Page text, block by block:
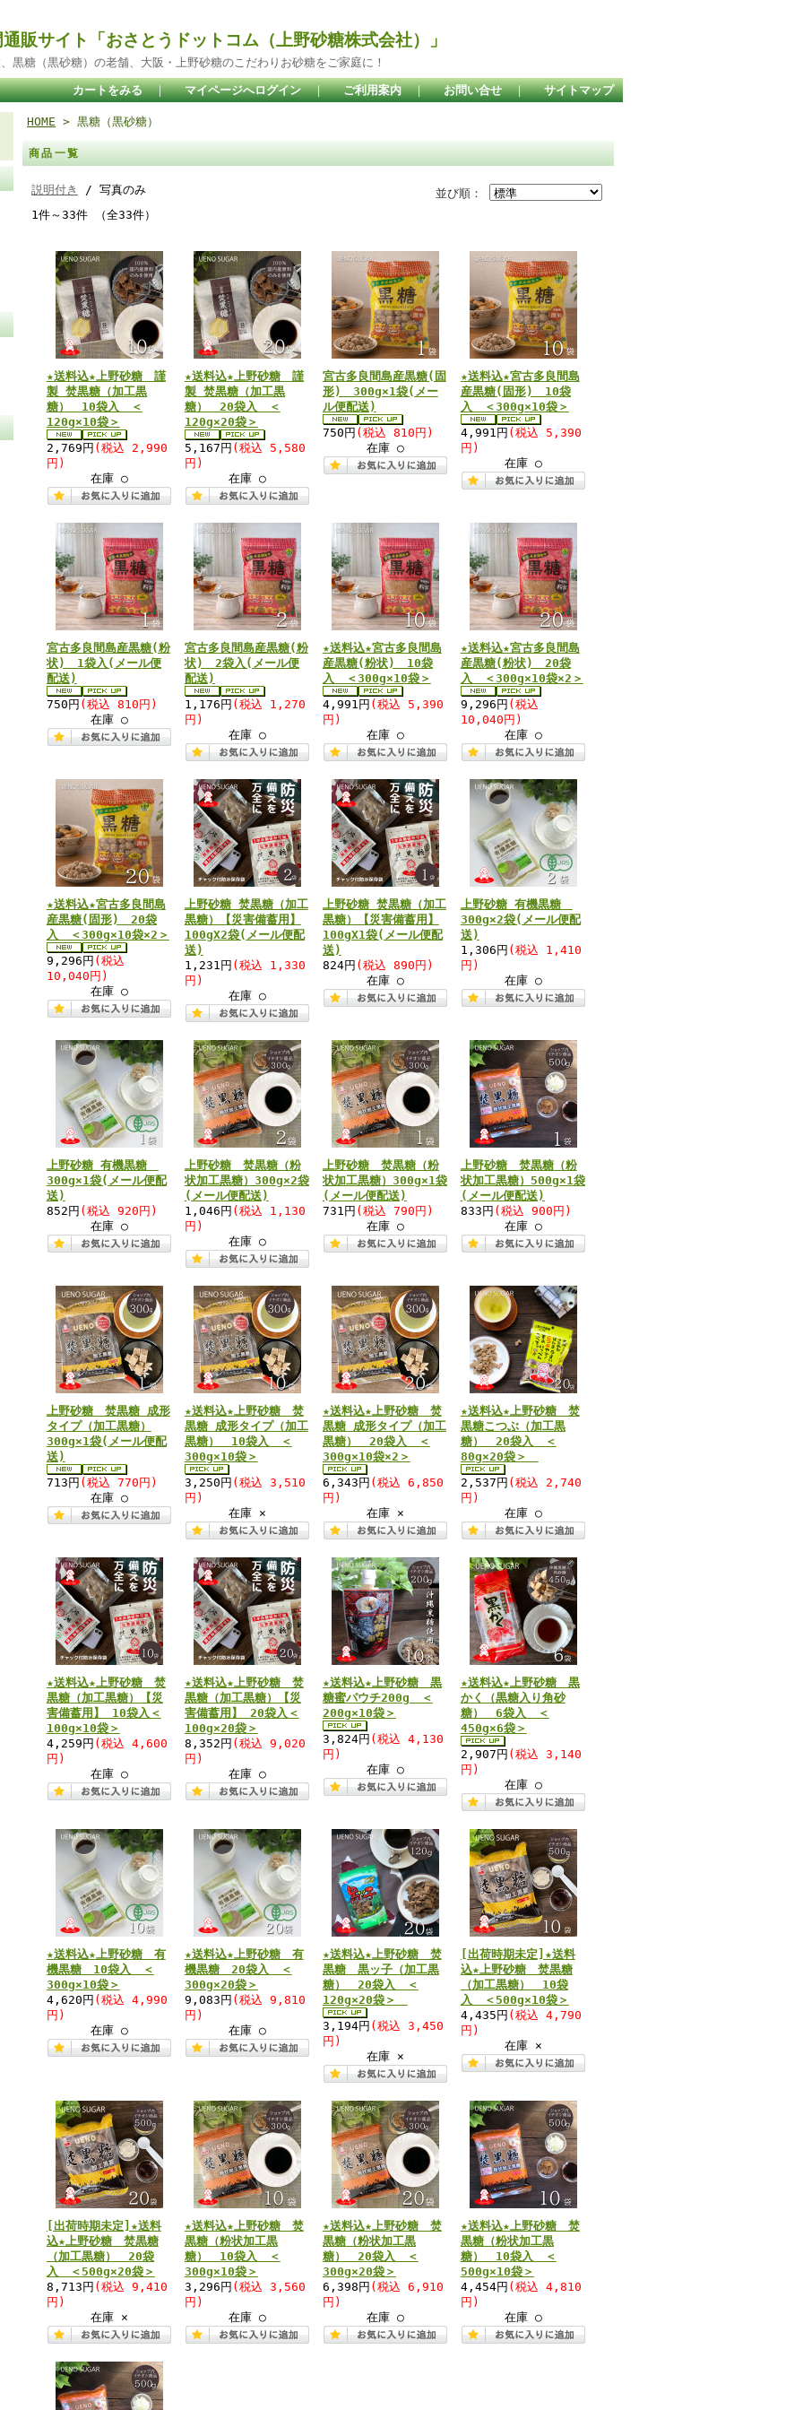
販サイト「おさとうドットコム（上野砂糖株式会社）」
黒糖（黒砂糖）の老舗、大阪・上野砂糖のこだわりお砂糖をご家庭に！
カートをみる ｜ マイページへログイン ｜ ご利用案内 ｜ お問い合せ ｜ サイトマップ
HOME > 黒糖（黒砂糖）
商品一覧
並び順：
説明付き
/ 写真のみ
1件～33件 （全33件）
★送料込★上野砂糖 謹
製 焚黒糖（加工黒
糖） 10袋入 ＜
120g×10袋＞
2,769円 (税込 2,990
円)
在庫 ○
★送料込★上野砂糖 謹
製 焚黒糖（加工黒
糖） 20袋入 ＜
120g×20袋＞
5,167円 (税込 5,580
円)
在庫 ○
宮古多良間島産黒糖(固
形) 300g×1袋(メー
ル便配送)
750円 (税込 810円)
在庫 ○
★送料込★宮古多良間島
産黒糖(固形) 10袋
入 ＜300g×10袋＞
4,991円 (税込 5,390
円)
在庫 ○
宮古多良間島産黒糖(粉
状) 1袋入(メール便
配送)
750円 (税込 810円)
在庫 ○
宮古多良間島産黒糖(粉
状) 2袋入(メール便
配送)
1,176円 (税込 1,270
円)
在庫 ○
★送料込★宮古多良間島
産黒糖(粉状) 10袋
入 ＜300g×10袋＞
4,991円 (税込 5,390
円)
在庫 ○
★送料込★宮古多良間島
産黒糖(粉状) 20袋
入 ＜300g×10袋×2＞
9,296円 (税込
10,040円)
在庫 ○
★送料込★宮古多良間島
産黒糖(固形) 20袋
入 ＜300g×10袋×2＞
9,296円 (税込
10,040円)
在庫 ○
上野砂糖 焚黒糖（加工
黒糖）【災害備蓄用】
100gX2袋(メール便配
送)
1,231円 (税込 1,330
円)
在庫 ○
上野砂糖 焚黒糖（加工
黒糖）【災害備蓄用】
100gX1袋(メール便配
送)
824円 (税込 890円)
在庫 ○
上野砂糖 有機黒糖
300g×2袋(メール便配
送)
1,306円 (税込 1,410
円)
在庫 ○
上野砂糖 有機黒糖
300g×1袋(メール便配
送)
852円 (税込 920円)
在庫 ○
上野砂糖 焚黒糖（粉
状加工黒糖）300g×2袋
(メール便配送)
1,046円 (税込 1,130
円)
在庫 ○
上野砂糖 焚黒糖（粉
状加工黒糖）300g×1袋
(メール便配送)
731円 (税込 790円)
在庫 ○
上野砂糖 焚黒糖（粉
状加工黒糖）500g×1袋
(メール便配送)
833円 (税込 900円)
在庫 ○
上野砂糖 焚黒糖 成形
タイプ（加工黒糖）
300g×1袋(メール便配
送)
713円 (税込 770円)
在庫 ○
★送料込★上野砂糖 焚
黒糖 成形タイプ（加工
黒糖） 10袋入 ＜
300g×10袋＞
3,250円 (税込 3,510
円)
在庫 ×
★送料込★上野砂糖 焚
黒糖 成形タイプ（加工
黒糖） 20袋入 ＜
300g×10袋×2＞
6,343円 (税込 6,850
円)
在庫 ×
★送料込★上野砂糖 焚
黒糖こつぶ（加工黒
糖） 20袋入 ＜
80g×20袋＞
2,537円 (税込 2,740
円)
在庫 ○
★送料込★上野砂糖 焚
黒糖（加工黒糖）【災
害備蓄用】 10袋入＜
100g×10袋＞
4,259円 (税込 4,600
円)
在庫 ○
★送料込★上野砂糖 焚
黒糖（加工黒糖）【災
害備蓄用】 20袋入＜
100g×20袋＞
8,352円 (税込 9,020
円)
在庫 ○
★送料込★上野砂糖 黒
糖蜜パウチ200g ＜
200g×10袋＞
3,824円 (税込 4,130
円)
在庫 ○
★送料込★上野砂糖 黒
かく（黒糖入り角砂
糖） 6袋入 ＜
450g×6袋＞
2,907円 (税込 3,140
円)
在庫 ○
★送料込★上野砂糖 有
機黒糖 10袋入 ＜
300g×10袋＞
4,620円 (税込 4,990
円)
在庫 ○
★送料込★上野砂糖 有
機黒糖 20袋入 ＜
300g×20袋＞
9,083円 (税込 9,810
円)
在庫 ○
★送料込★上野砂糖 焚
黒糖 黒ッ子（加工黒
糖） 20袋入 ＜
120g×20袋＞
3,194円 (税込 3,450
円)
在庫 ×
[出荷時期未定]★送料
込★上野砂糖 焚黒糖
（加工黒糖） 10袋
入 ＜500g×10袋＞
4,435円 (税込 4,790
円)
在庫 ×
[出荷時期未定]★送料
込★上野砂糖 焚黒糖
（加工黒糖） 20袋
入 ＜500g×20袋＞
8,713円 (税込 9,410
円)
在庫 ×
★送料込★上野砂糖 焚
黒糖（粉状加工黒
糖） 10袋入 ＜
300g×10袋＞
3,296円 (税込 3,560
円)
在庫 ○
★送料込★上野砂糖 焚
黒糖（粉状加工黒
糖） 20袋入 ＜
300g×20袋＞
6,398円 (税込 6,910
円)
在庫 ○
★送料込★上野砂糖 焚
黒糖（粉状加工黒
糖） 10袋入 ＜
500g×10袋＞
4,454円 (税込 4,810
円)
在庫 ○